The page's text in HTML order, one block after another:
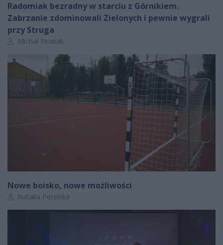
Radomiak bezradny w starciu z Górnikiem.
Zabrzanie zdominowali Zielonych i pewnie wygrali
przy Struga
Autor artykułu:
Michał Nowak
Nowe boisko, nowe możliwości
Autor artykułu:
Natalia Pętelska